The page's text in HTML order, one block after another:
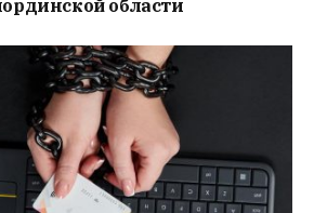
области